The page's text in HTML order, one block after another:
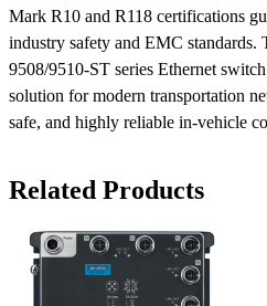
Mark R10 and R118 certifications
industry safety and EMC standards.
9508/9510-ST series Ethernet
solution for modern transportation
safe, and highly reliable in-vehicle
Related Products